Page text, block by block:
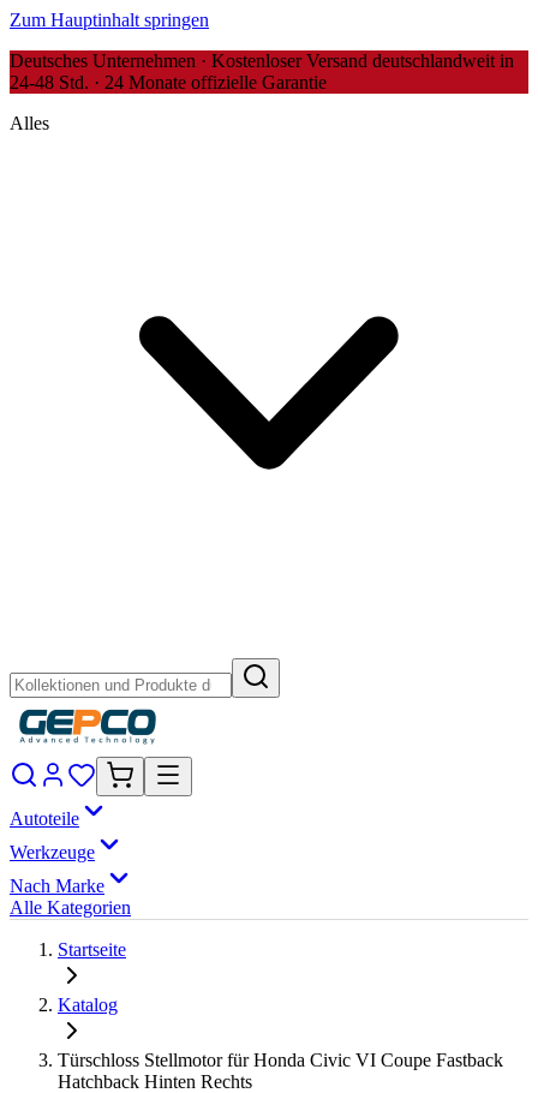
Zum Hauptinhalt springen
Deutsches Unternehmen · Kostenloser Versand deutschlandweit in
24-48 Std. · 24 Monate offizielle Garantie
Alles
Autoteile
Werkzeuge
Nach Marke
Alle Kategorien
Startseite
Katalog
Türschloss Stellmotor für Honda Civic VI Coupe Fastback
Hatchback Hinten Rechts